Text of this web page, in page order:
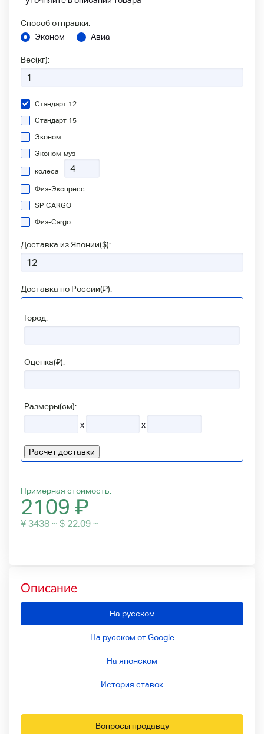
Способ отправки:
Эконом
Авиа
Вес(кг):
Стандарт 12
Стандарт 15
Эконом
Эконом-муз
колеса
Физ-Экспресс
SP CARGO
Физ-Сargo
Доставка из Японии($):
Доставка по России(₽):
Город:
Оценка(₽):
Размеры(см):
x
x
Расчет доставки
Примерная стоимость:
2109 ₽
¥ 3438 ~ $ 22.09 ~
Описание
На русском
На русском от Google
На японском
История ставок
Вопросы продавцу